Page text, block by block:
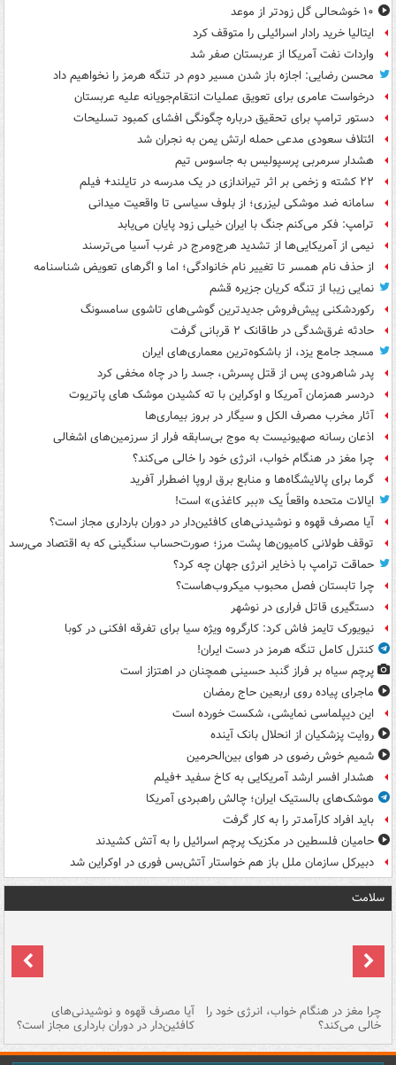
۱۰ خوشحالی گل زودتر از موعد
ایتالیا خرید رادار اسرائیلی را متوقف کرد
واردات نفت آمریکا از عربستان صفر شد
محسن رضایی: اجازه باز شدن مسیر دوم در تنگه هرمز را نخواهیم داد
درخواست عامری برای تعویق عملیات انتقام‌جویانه علیه عربستان
دستور ترامپ برای تحقیق درباره چگونگی افشای کمبود تسلیحات
ائتلاف سعودی مدعی حمله ارتش یمن به نجران شد
هشدار سرمربی پرسپولیس به جاسوس تیم
۲۲ کشته و زخمی بر اثر تیراندازی در یک مدرسه در تایلند+ فیلم
سامانه ضد موشکی لیزری؛ از بلوف سیاسی تا واقعیت میدانی
ترامپ: فکر می‌کنم جنگ با ایران خیلی زود پایان می‌یابد
نیمی از آمریکایی‌ها از تشدید هرج‌ومرج در غرب آسیا می‌ترسند
از حذف نام همسر تا تغییر نام خانوادگی؛ اما و اگرهای تعویض شناسنامه
نمایی زیبا از تنگه کریان جزیره قشم
رکوردشکنی پیش‌فروش جدیدترین گوشی‌های تاشوی سامسونگ
حادثه غرق‌شدگی در طاقانک ۲ قربانی گرفت
مسجد جامع یزد، از باشکوه‌ترین معماری‌های ایران
پدر شاهرودی پس از قتل پسرش، جسد را در چاه مخفی کرد
دردسر همزمان آمریکا و اوکراین با ته کشیدن موشک های پاتریوت
آثار مخرب مصرف الکل و سیگار در بروز بیماری‌ها
اذعان رسانه صهیونیست به موج بی‌سابقه فرار از سرزمین‌های اشغالی
چرا مغز در هنگام خواب، انرژی خود را خالی می‌کند؟
گرما برای پالایشگاه‌ها و منابع برق اروپا اضطرار آفرید
ایالات متحده واقعاً یک «ببر کاغذی» است!
آیا مصرف قهوه و نوشیدنی‌های کافئین‌دار در دوران بارداری مجاز است؟
توقف طولانی کامیون‌ها پشت مرز؛ صورت‌حساب سنگینی که به اقتصاد می‌رسد
حماقت ترامپ با ذخایر انرژی جهان چه کرد؟
چرا تابستان فصل محبوب میکروب‌هاست؟
دستگیری قاتل فراری در نوشهر
نیویورک تایمز فاش کرد: کارگروه ویژه سیا برای تفرقه افکنی در کوبا
کنترل کامل تنگه هرمز در دست ایران!
پرچم سیاه بر فراز گنبد حسینی همچنان در اهتزاز است
ماجرای پیاده روی اربعین حاج رمضان
این دیپلماسی نمایشی، شکست خورده است
روایت پزشکیان از انحلال بانک آینده
شمیم خوش رضوی در هوای بین‌الحرمین
هشدار افسر ارشد آمریکایی به کاخ سفید +فیلم
موشک‌های بالستیک ایران؛ چالش راهبردی آمریکا
باید افراد کارآمدتر را به کار گرفت
حامیان فلسطین در مکزیک پرچم اسرائیل را به آتش کشیدند
دبیرکل سازمان ملل باز هم خواستار آتش‌بس فوری در اوکراین شد
سلامت
چرا مغز در هنگام خواب، انرژی خود را
خالی می‌کند؟
آیا مصرف قهوه و نوشیدنی‌های
کافئین‌دار در دوران بارداری مجاز است؟